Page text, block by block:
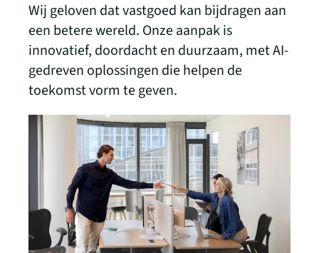
Wij geloven dat vastgoed kan bijdragen aan
een betere wereld. Onze aanpak is
innovatief, doordacht en duurzaam, met AI-
gedreven oplossingen die helpen de
toekomst vorm te geven.